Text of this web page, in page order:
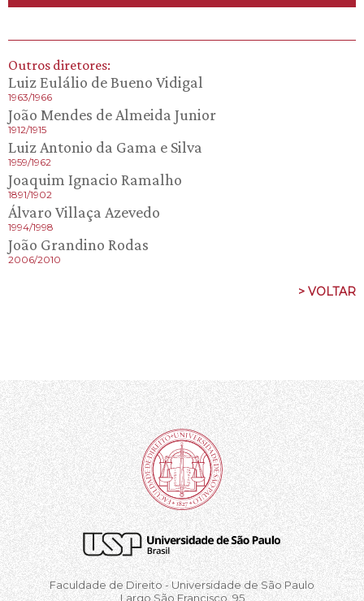
Outros diretores:
Luiz Eulálio de Bueno Vidigal
1963/1966
João Mendes de Almeida Junior
1912/1915
Luiz Antonio da Gama e Silva
1959/1962
Joaquim Ignacio Ramalho
1891/1902
Álvaro Villaça Azevedo
1994/1998
João Grandino Rodas
2006/2010
> VOLTAR
Faculdade de Direito - Universidade de São Paulo
Largo São Francisco, 95